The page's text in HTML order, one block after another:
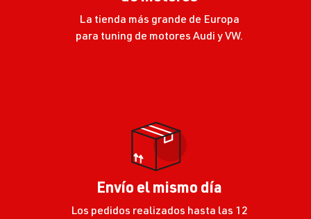
La tienda más grande de Europa
para tuning de motores Audi y VW.
Envío el mismo día
Los pedidos realizados hasta las 12